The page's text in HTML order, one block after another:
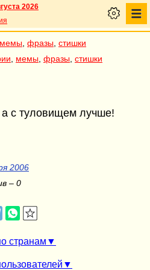
2026
мемы фразы стишки
мемы фразы стишки
с туловищем лучше!
2006
– 0
странам